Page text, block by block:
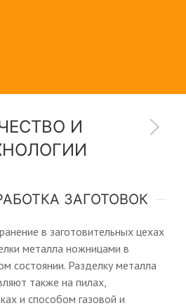
И
ЗАГОТОВОК
в заготовительных цехах
металла ножницами в
состоянии. Разделку металла
также на пилах,
и способом газовой и